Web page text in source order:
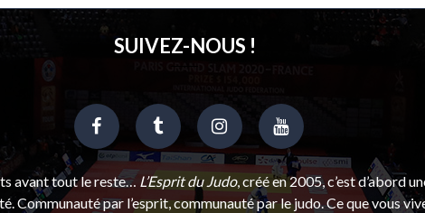
SUIVEZ-NOUS !
avant tout le reste… L’Esprit du Judo, créé en 2005, c’est d’abord
Communauté par l’esprit, communauté par le judo. Ce que vous